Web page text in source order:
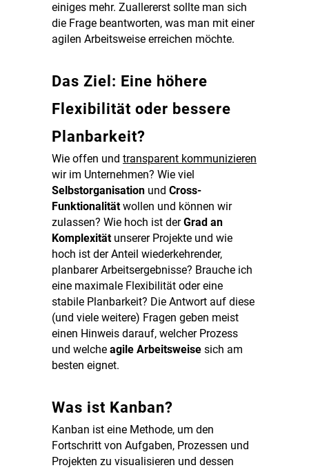
einiges mehr. Zuallererst sollte man sich
die Frage beantworten, was man mit einer
agilen Arbeitsweise erreichen möchte.
Das Ziel: Eine höhere
Flexibilität oder bessere
Planbarkeit?
Wie offen und transparent kommunizieren
wir im Unternehmen? Wie viel
Selbstorganisation und Cross-
Funktionalitätwollen und können wir
zulassen? Wie hoch ist derGrad an
Komplexitätunserer Projekte und wie
hoch ist der Anteil wiederkehrender,
planbarer Arbeitsergebnisse? Brauche ich
eine maximale Flexibilität oder eine
stabile Planbarkeit? Die Antwort auf diese
(und viele weitere) Fragen geben meist
einen Hinweis darauf, welcher Prozess
und welche agile Arbeitsweise sich am
besten eignet.
Was ist Kanban?
Kanban ist eine Methode, um den
Fortschritt von Aufgaben, Prozessen und
Projekten zu visualisieren und dessen